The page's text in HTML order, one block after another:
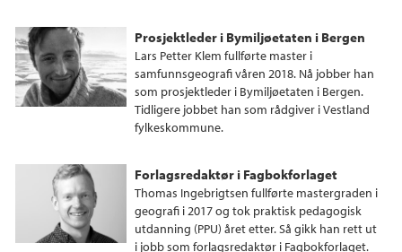
Prosjektleder i Bymiljøetaten i Bergen
Lars Petter Klem fullførte master i
samfunnsgeografi våren 2018. Nå jobber han
som prosjektleder i Bymiljøetaten i Bergen.
Tidligere jobbet han som rådgiver i Vestland
fylkeskommune.
Forlagsredaktør i Fagbokforlaget
Thomas Ingebrigtsen fullførte mastergraden i
geografi i 2017 og tok praktisk pedagogisk
utdanning (PPU) året etter. Så gikk han rett ut
i jobb som forlagsredaktør i Fagbokforlaget.